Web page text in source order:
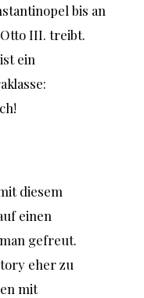
bis an
III. treibt.
ein
diesem
einen
gefreut.
eher zu
mit